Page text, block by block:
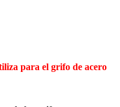
para el grifo de acero